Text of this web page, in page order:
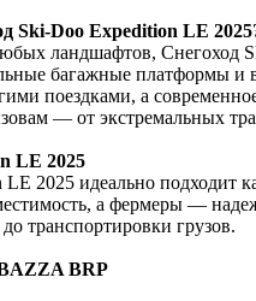
Ski-Doo Expedition LE
ландшафтов, Снегоход
багажные платформы
поездками, а
— от экстремальных
LE 2025
2025 идеально подходит
а фермеры —
транспортировки грузов.
BRP